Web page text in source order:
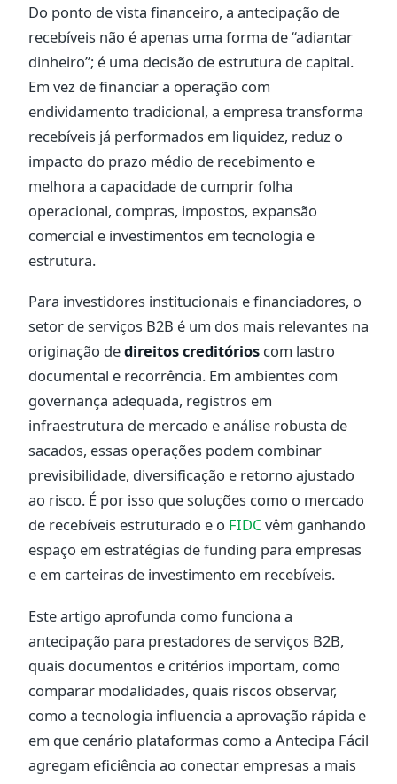
Do ponto de vista financeiro, a antecipação de
recebíveis não é apenas uma forma de “adiantar
dinheiro”; é uma decisão de estrutura de capital.
Em vez de financiar a operação com
endividamento tradicional, a empresa transforma
recebíveis já performados em liquidez, reduz o
impacto do prazo médio de recebimento e
melhora a capacidade de cumprir folha
operacional, compras, impostos, expansão
comercial e investimentos em tecnologia e
estrutura.
Para investidores institucionais e financiadores, o
setor de serviços B2B é um dos mais relevantes na
originação dedireitos creditórios com lastro
documental e recorrência. Em ambientes com
governança adequada, registros em
infraestrutura de mercado e análise robusta de
sacados, essas operações podem combinar
previsibilidade, diversificação e retorno ajustado
ao risco. É por isso que soluções como o mercado
de recebíveis estruturado e o FIDCvêm ganhando
espaço em estratégias de funding para empresas
e em carteiras de investimento em recebíveis.
Este artigo aprofunda como funciona a
antecipação para prestadores de serviços B2B,
quais documentos e critérios importam, como
comparar modalidades, quais riscos observar,
como a tecnologia influencia a aprovação rápida e
em que cenário plataformas como a Antecipa Fácil
agregam eficiência ao conectar empresas a mais